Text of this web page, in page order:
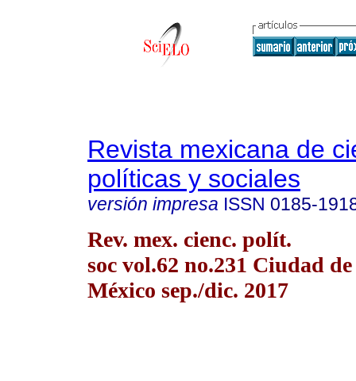
Revista mexicana de
políticas y sociales
versión impresa ISSN 0185-
Rev. mex. cienc. polít.
soc vol.62 no.231 Ciudad de
México sep./dic. 2017